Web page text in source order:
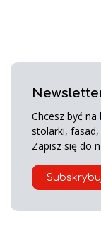
Chcesz być
stolarki, fasad,
Zapisz się do